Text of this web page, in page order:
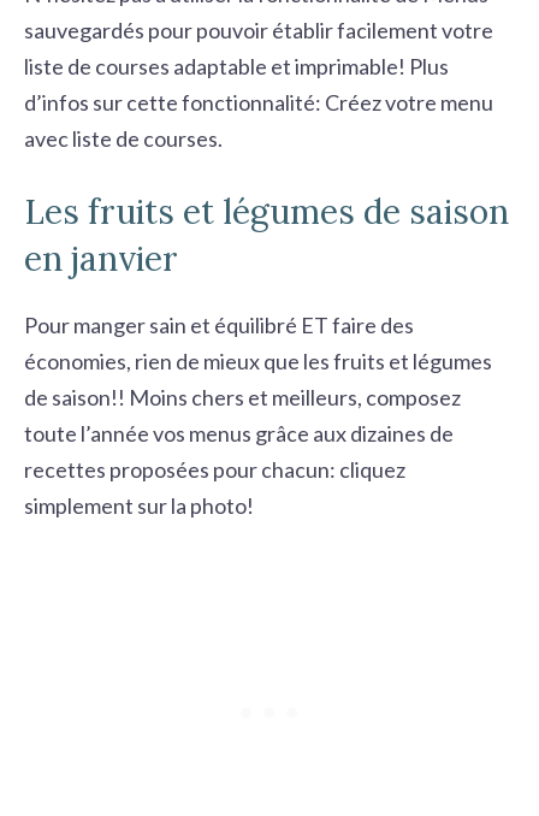
sauvegardés pour pouvoir établir facilement votre
liste de courses adaptable et imprimable! Plus
d’infos sur cette fonctionnalité: Créez votre menu
avec liste de courses.
Les fruits et légumes de saison
en janvier
Pour manger sain et équilibré ET faire des
économies, rien de mieux que les fruits et légumes
de saison!! Moins chers et meilleurs, composez
toute l’année vos menus grâce aux dizaines de
recettes proposées pour chacun: cliquez
simplement sur la photo!